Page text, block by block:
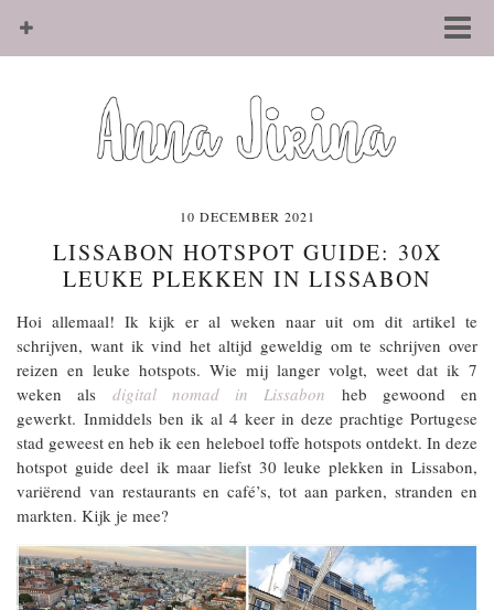
10 DECEMBER 2021
LISSABON HOTSPOT GUIDE: 30X
LEUKE PLEKKEN IN LISSABON
Hoi allemaal! Ik kijk er al weken naar uit om dit artikel te
schrijven, want ik vind het altijd geweldig om te schrijven over
reizen en leuke hotspots. Wie mij langer volgt, weet dat ik 7
weken als digital nomad in Lissabon heb gewoond en
gewerkt. Inmiddels ben ik al 4 keer in deze prachtige Portugese
stad geweest en heb ik een heleboel toffe hotspots ontdekt. In deze
hotspot guide deel ik maar liefst 30 leuke plekken in Lissabon,
variërend van restaurants en café’s, tot aan parken, stranden en
markten. Kijk je mee?